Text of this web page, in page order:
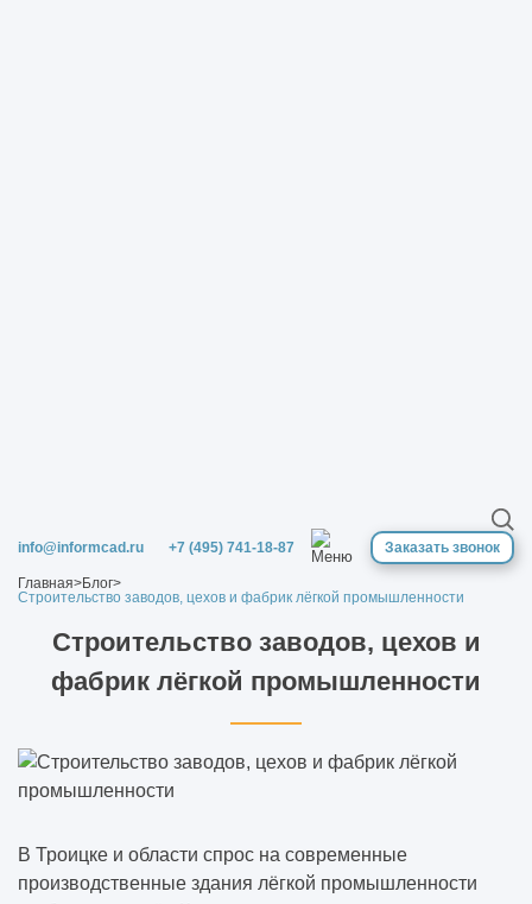
info@informcad.ru +7 (495) 741-18-87 Заказать звонок
Главная>Блог>
Строительство заводов, цехов и фабрик лёгкой промышленности
Строительство заводов, цехов и
фабрик лёгкой промышленности
В Троицке и области спрос на современные
производственные здания лёгкой промышленности